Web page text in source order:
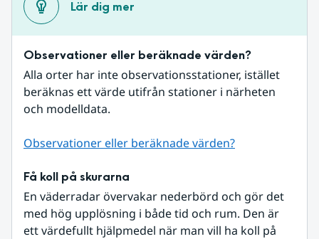
Lär dig mer
Observationer eller beräknade värden?
Alla orter har inte observationsstationer, istället
beräknas ett värde utifrån stationer i närheten
och modelldata.
Observationer eller beräknade värden?
Få koll på skurarna
En väderradar övervakar nederbörd och gör det
med hög upplösning i både tid och rum. Den är
ett värdefullt hjälpmedel när man vill ha koll på